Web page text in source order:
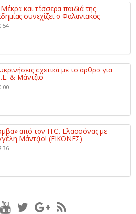
και τέσσερα παιδιά της
συνεχίζει ο Φαλανιακός
σχετικά με το άρθρο για
& Μάντζιο
από τον Π.Ο. Ελασσόνας με
Μάντζιο! (ΕΙΚΟΝΕΣ)